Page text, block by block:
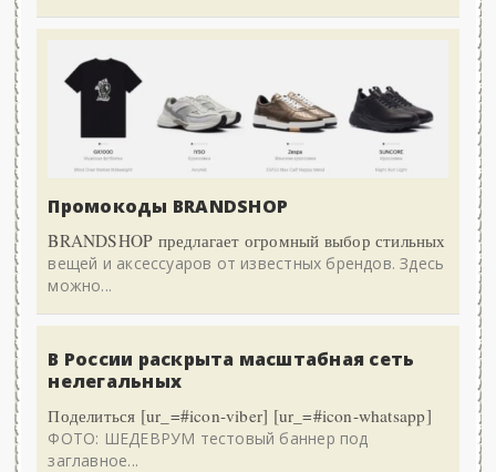
Промокоды BRANDSHOP
BRANDSHOP предлагает огромный выбор стильных
вещей и аксессуаров от известных брендов. Здесь
можно...
В России раскрыта масштабная сеть
нелегальных
Поделиться [ur_=#icon-viber] [ur_=#icon-whatsapp]
ФОТО: ШЕДЕВРУМ тестовый баннер под
заглавное...